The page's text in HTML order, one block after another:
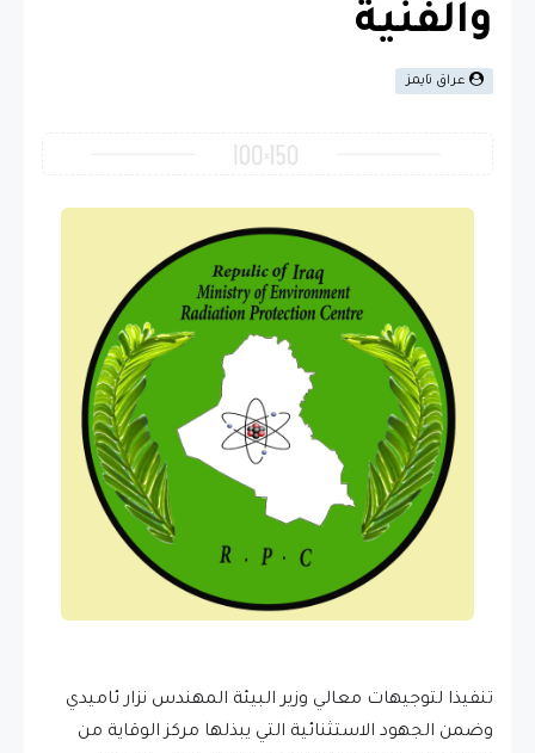
والفنية
عراق تايمز
تنفيذا لتوجيهات معالي وزير البيئة المهندس نزار ئاميدي
وضمن الجهود الاستثنائية التي يبذلها مركز الوقاية من